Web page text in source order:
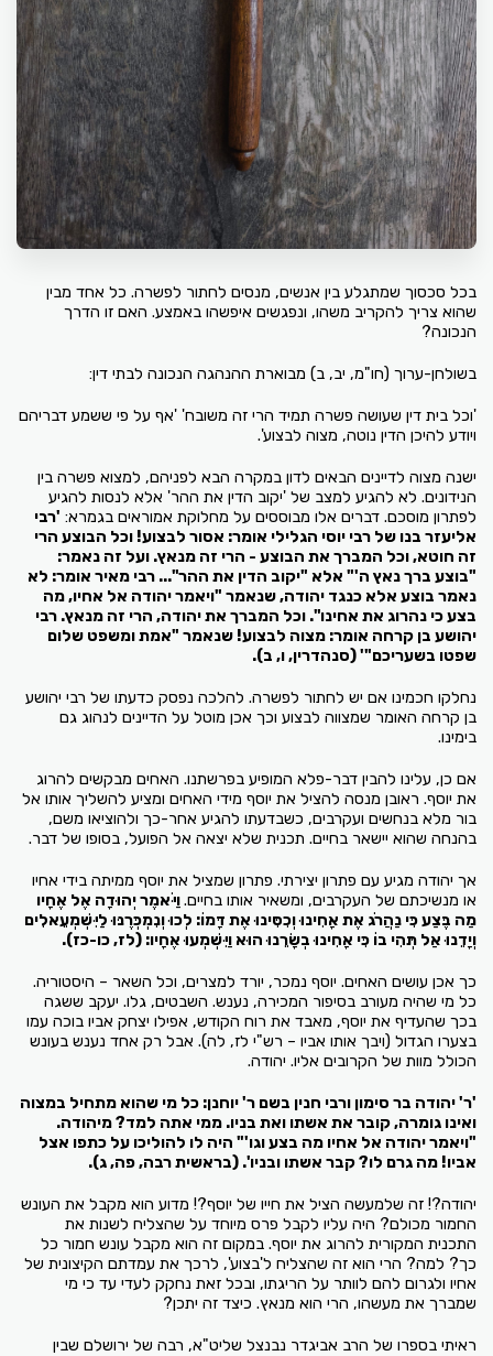
בכל סכסוך שמתגלע בין אנשים, מנסים לחתור לפשרה. כל אחד מבין
שהוא צריך להקריב משהו, ונפגשים איפשהו באמצע. האם זו הדרך
הנכונה?
בשולחן-ערוך (חו"מ, יב, ב) מבוארת ההנהגה הנכונה לבתי דין:
'וכל בית דין שעושה פשרה תמיד הרי זה משובח' 'אף על פי ששמע דבריהם
ויודע להיכן הדין נוטה, מצוה לבצוע'.
ישנה מצוה לדיינים הבאים לדון במקרה הבא לפניהם, למצוא פשרה בין
הנידונים. לא להגיע למצב של 'יקוב הדין את ההר' אלא לנסות להגיע
לפתרון מוסכם. דברים אלו מבוססים על מחלוקת אמוראים בגמרא: 'רבי
אליעזר בנו של רבי יוסי הגלילי אומר: אסור לבצוע! וכל הבוצע הרי
זה חוטא, וכל המברך את הבוצע - הרי זה מנאץ. ועל זה נאמר:
"בוצע ברך נאץ ה'" אלא "יקוב הדין את ההר"... רבי מאיר אומר: לא
נאמר בוצע אלא כנגד יהודה, שנאמר "ויאמר יהודה אל אחיו, מה
בצע כי נהרוג את אחינו". וכל המברך את יהודה, הרי זה מנאץ. רבי
יהושע בן קרחה אומר: מצוה לבצוע! שנאמר "אמת ומשפט שלום
שפטו בשעריכם"' (סנהדרין, ו, ב).
נחלקו חכמינו אם יש לחתור לפשרה. להלכה נפסק כדעתו של רבי יהושע
בן קרחה האומר שמצווה לבצוע וכך אכן מוטל על הדיינים לנהוג גם
בימינו.
אם כן, עלינו להבין דבר-פלא המופיע בפרשתנו. האחים מבקשים להרוג
את יוסף. ראובן מנסה להציל את יוסף מידי האחים ומציע להשליך אותו אל
בור מלא בנחשים ועקרבים, כשבדעתו להגיע אחר-כך ולהוציאו משם,
בהנחה שהוא יישאר בחיים. תכנית שלא יצאה אל הפועל, בסופו של דבר.
אך יהודה מגיע עם פתרון יצירתי. פתרון שמציל את יוסף ממיתה בידי אחיו
או מנשיכתם של העקרבים, ומשאיר אותו בחיים.וַיֹּאמֶר יְהוּדָה אֶל אֶחָיו
מַה בֶּצַע כִּי נַהֲרֹג אֶת אָחִינוּ וְכִסִּינוּ אֶת דָּמוֹ: לְכוּ וְנִמְכְּרֶנּוּ לַיִּשְׁמְעֵאלִים
וְיָדֵנוּ אַל תְּהִי בוֹ כִּי אָחִינוּ בְשָׂרֵנוּ הוּא וַיִּשְׁמְעוּ אֶחָיו: (לז, כו-כז).
כך אכן עושים האחים. יוסף נמכר, יורד למצרים, וכל השאר – היסטוריה.
כל מי שהיה מעורב בסיפור המכירה, נענש. השבטים, גלו. יעקב ששגה
בכך שהעדיף את יוסף, מאבד את רוח הקודש, אפילו יצחק אביו בוכה עמו
בצערו הגדול (ויבך אותו אביו – רש"י לז, לה). אבל רק אחד נענש בעונש
הכולל מוות של הקרובים אליו. יהודה.
'ר' יהודה בר סימון ורבי חנין בשם ר' יוחנן: כל מי שהוא מתחיל במצוה
ואינו גומרה, קובר את אשתו ואת בניו. ממי אתה למד? מיהודה.
"ויאמר יהודה אל אחיו מה בצע וגו'" היה לו להוליכו על כתפו אצל
אביו! מה גרם לו? קבר אשתו ובניו'. (בראשית רבה, פה, ג).
יהודה?! זה שלמעשה הציל את חייו של יוסף?! מדוע הוא מקבל את העונש
החמור מכולם? היה עליו לקבל פרס מיוחד על שהצליח לשנות את
התכנית המקורית להרוג את יוסף. במקום זה הוא מקבל עונש חמור כל
כך? למה? הרי הוא זה שהצליח ל'בצוע', לרכך את עמדתם הקיצונית של
אחיו ולגרום להם לוותר על הריגתו, ובכל זאת נחקק לעדי עד כי מי
שמברך את מעשהו, הרי הוא מנאץ. כיצד זה יתכן?
ראיתי בספרו של הרב אביגדר נבנצל שליט"א, רבה של ירושלם שבין